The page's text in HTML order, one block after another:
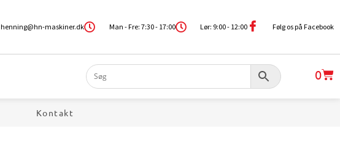
henning@hn-maskiner.dk Man - Fre: 7:30 - 17:00 Lør: 9:00 - 12:00 Følg os på Facebook
0
Kontakt